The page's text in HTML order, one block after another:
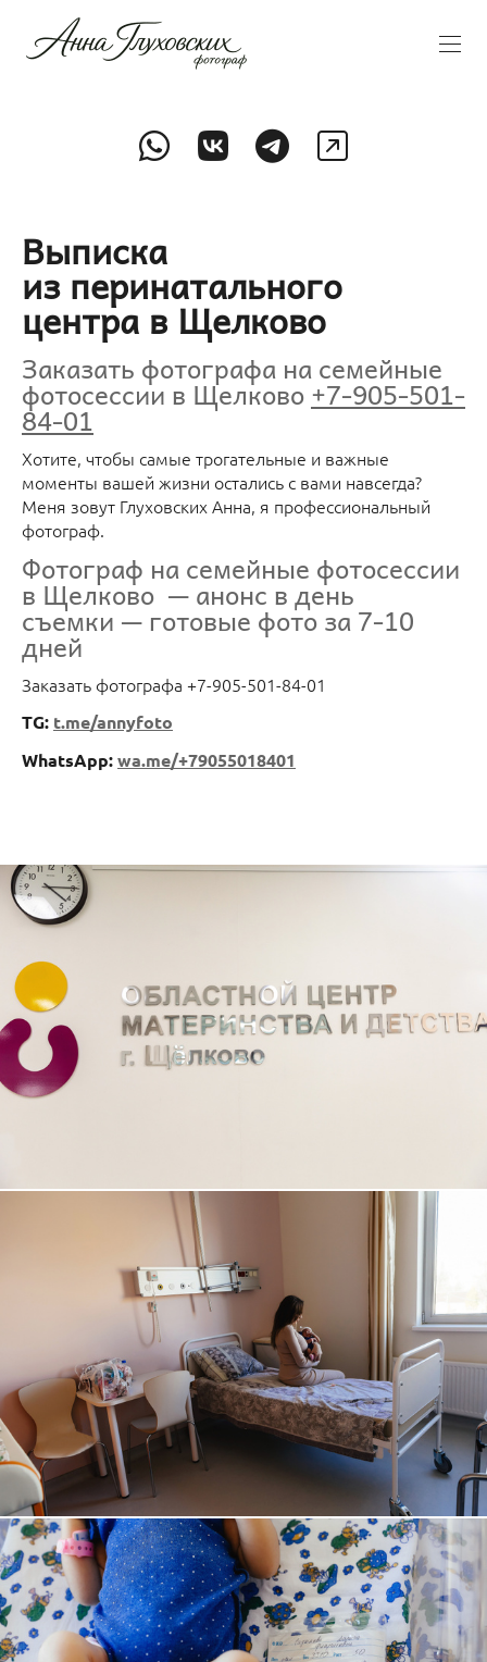
Выписка
из перинатального
центра в Щелково
Заказать фотографа на семейные
фотосессии в Щелково+7-905-501-
84-01
Хотите, чтобы самые трогательные и важные
моменты вашей жизни остались с вами навсегда?
Меня зовут Глуховских Анна, я профессиональный
фотограф.
Фотограф на семейные фотосессии
в Щелково — анонс в день
съемки — готовые фото за 7-10
дней
Заказать фотографа +7-905-501-84-01
TG: t.me/annyfoto
WhatsApp:wa.me/+79055018401